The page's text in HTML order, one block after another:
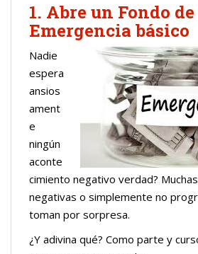
1. Abre un Fondo de
Emergencia básico
Nadie
espera
ansios
ament
e
ningún
aconte
cimiento negativo verdad?
negativas o simplemente no
toman por sorpresa.
¿Y adivina qué? Como parte y